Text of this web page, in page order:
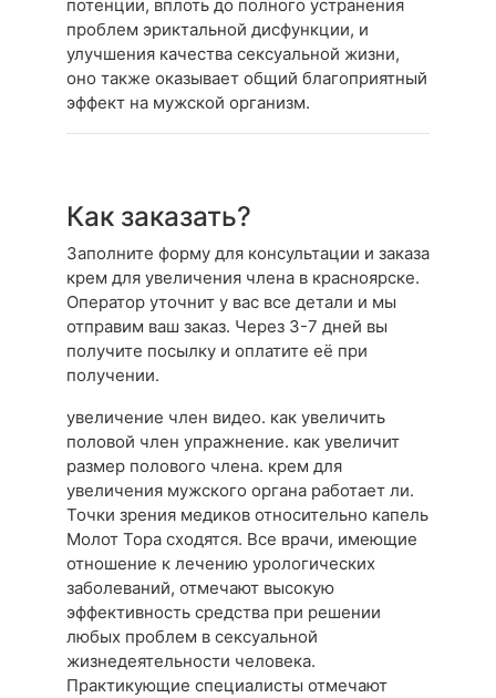
потенции, вплоть до полного устранения
проблем эриктальной дисфункции, и
улучшения качества сексуальной жизни,
оно также оказывает общий благоприятный
эффект на мужской организм.
Как заказать?
Заполните форму для консультации и заказа
крем для увеличения члена в красноярске.
Оператор уточнит у вас все детали и мы
отправим ваш заказ. Через 3-7 дней вы
получите посылку и оплатите её при
получении.
увеличение член видео. как увеличить
половой член упражнение. как увеличит
размер полового члена. крем для
увеличения мужского органа работает ли.
Точки зрения медиков относительно капель
Молот Тора сходятся. Все врачи, имеющие
отношение к лечению урологических
заболеваний, отмечают высокую
эффективность средства при решении
любых проблем в сексуальной
жизнедеятельности человека.
Практикующие специалисты отмечают